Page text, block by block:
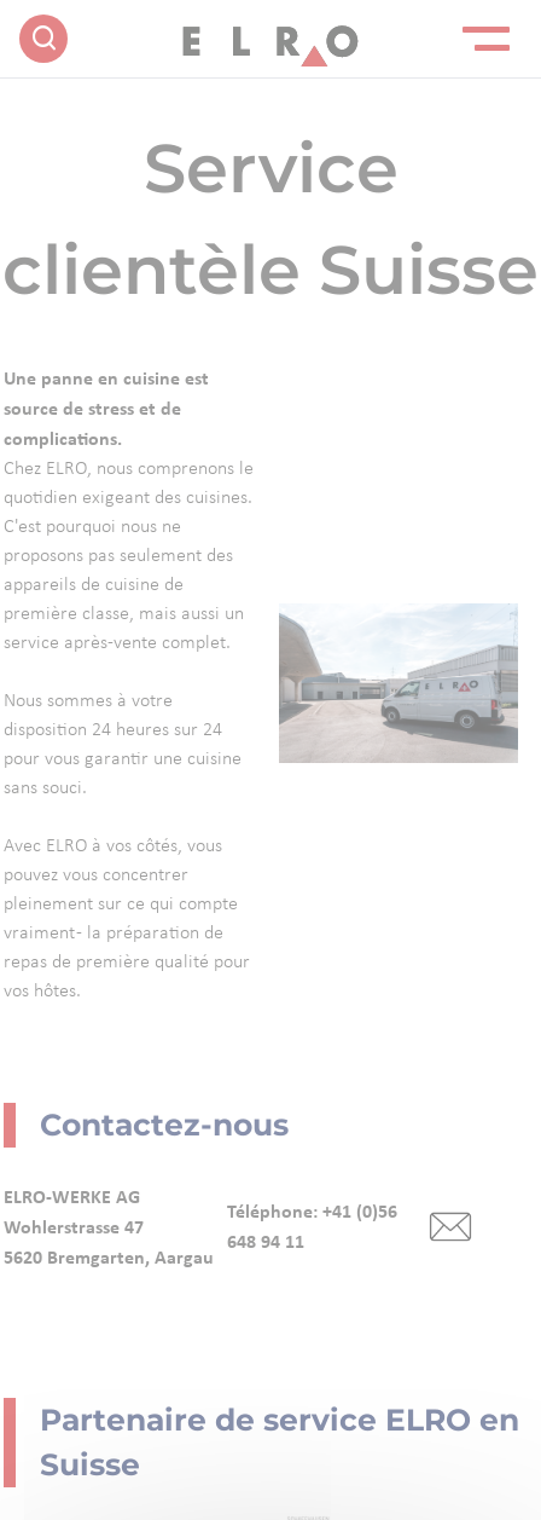
Service
clientèle Suisse
Une panne en cuisine est
source de stress et de
complications.
Chez ELRO, nous comprenons le
quotidien exigeant des cuisines.
C'est pourquoi nous ne
proposons pas seulement des
appareils de cuisine de
première classe, mais aussi un
service après-vente complet.
Nous sommes à votre
disposition 24 heures sur 24
pour vous garantir une cuisine
sans souci.
Avec ELRO à vos côtés, vous
pouvez vous concentrer
pleinement sur ce qui compte
vraiment - la préparation de
repas de première qualité pour
vos hôtes.
Contactez-nous
ELRO-WERKE AG
Wohlerstrasse 47
5620 Bremgarten, Aargau
Téléphone: +41 (0)56
648 94 11
Partenaire de service ELRO en
Suisse